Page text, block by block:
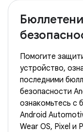
Бюллетени
Помогите
устройство,
последними
безопасности
ознакомьтесь с
Android
Wear OS, Pixel и